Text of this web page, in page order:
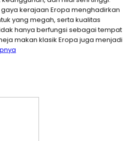
kerajaan Eropa menghadirkan
yang megah, serta kualitas
hanya berfungsi sebagai tempat
makan klasik Eropa juga menjadi